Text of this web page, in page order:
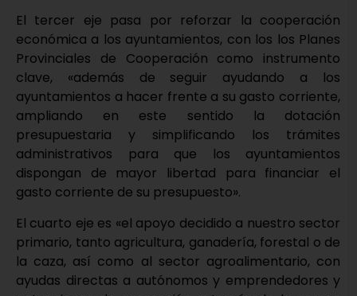
El tercer eje pasa por reforzar la cooperación
económica a los ayuntamientos, con los los Planes
Provinciales de Cooperación como instrumento
clave, «además de seguir ayudando a los
ayuntamientos a hacer frente a su gasto corriente,
ampliando en este sentido la dotación
presupuestaria y simplificando los trámites
administrativos para que los ayuntamientos
dispongan de mayor libertad para financiar el
gasto corriente de su presupuesto».
El cuarto eje es «el apoyo decidido a nuestro sector
primario, tanto agricultura, ganadería, forestal o de
la caza, así como al sector agroalimentario, con
ayudas directas a autónomos y emprendedores y